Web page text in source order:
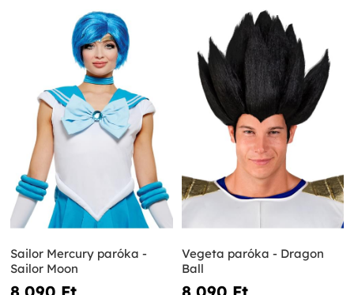
Sailor Mercury paróka -
Sailor Moon
Vegeta paróka - Dragon
Ball